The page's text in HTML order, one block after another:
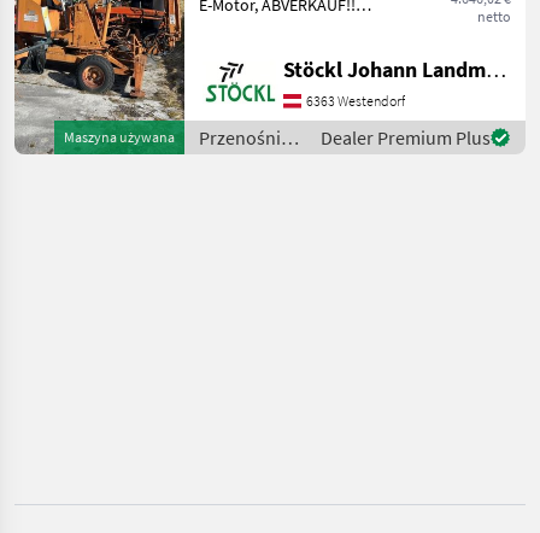
Stepa
Maraton
Krüger
Maszyna używana
netto
Stöckl Johann Landmaschinen GesmbH & Co KG
6363 Westendorf
Przenośniki
/ Grasmugg
Dealer Premium Plus